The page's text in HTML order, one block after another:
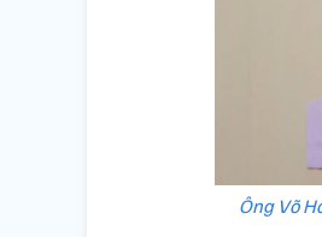
Ông Võ